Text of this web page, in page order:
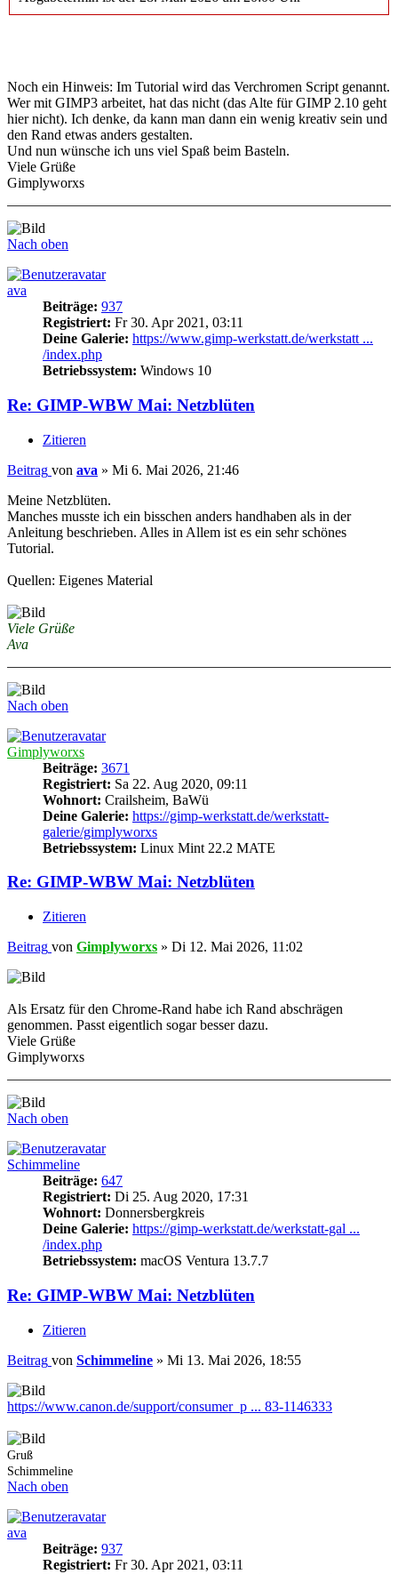
Noch ein Hinweis: Im Tutorial wird das Verchromen Script genannt.
Wer mit GIMP3 arbeitet, hat das nicht (das Alte für GIMP 2.10 geht
hier nicht). Ich denke, da kann man dann ein wenig kreativ sein und
den Rand etwas anders gestalten.
Und nun wünsche ich uns viel Spaß beim Basteln.
Viele Grüße
Gimplyworxs
Nach oben
ava
Beiträge: 937
Registriert: Fr 30. Apr 2021, 03:11
Deine Galerie: https://www.gimp-werkstatt.de/werkstatt ...
/index.php
Betriebssystem: Windows 10
Re: GIMP-WBW Mai: Netzblüten
Zitieren
Beitrag von ava » Mi 6. Mai 2026, 21:46
Meine Netzblüten.
Manches musste ich ein bisschen anders handhaben als in der
Anleitung beschrieben. Alles in Allem ist es ein sehr schönes
Tutorial.
Quellen: Eigenes Material
Viele Grüße
Ava
Nach oben
Gimplyworxs
Beiträge: 3671
Registriert: Sa 22. Aug 2020, 09:11
Wohnort: Crailsheim, BaWü
Deine Galerie: https://gimp-werkstatt.de/werkstatt-
galerie/gimplyworxs
Betriebssystem: Linux Mint 22.2 MATE
Re: GIMP-WBW Mai: Netzblüten
Zitieren
Beitrag von Gimplyworxs » Di 12. Mai 2026, 11:02
Als Ersatz für den Chrome-Rand habe ich Rand abschrägen
genommen. Passt eigentlich sogar besser dazu.
Viele Grüße
Gimplyworxs
Nach oben
Schimmeline
Beiträge: 647
Registriert: Di 25. Aug 2020, 17:31
Wohnort: Donnersbergkreis
Deine Galerie: https://gimp-werkstatt.de/werkstatt-gal ...
/index.php
Betriebssystem: macOS Ventura 13.7.7
Re: GIMP-WBW Mai: Netzblüten
Zitieren
Beitrag von Schimmeline » Mi 13. Mai 2026, 18:55
https://www.canon.de/support/consumer_p ... 83-1146333
Gruß
Schimmeline
Nach oben
ava
Beiträge: 937
Registriert: Fr 30. Apr 2021, 03:11